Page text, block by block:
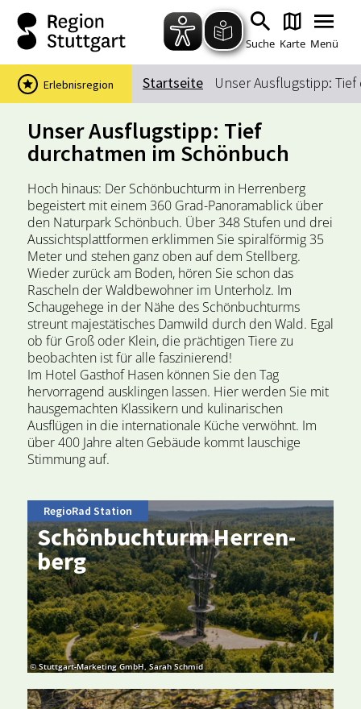
Zum Hauptinhalt springen
Zur Suche springen
Zur Hauptnavigation
Zum Footer springen
Suche Karte Menü
Suchbegriff
Stadtführungen
Events & Tickets
Ausflugsziele
Erlebnisse
Wein
Radfahren
Wandern
Startseite Unser Ausflugstipp:
Erlebnisregion
Unser Ausflugstipp: Tief
durchatmen im Schönbuch
Hoch hinaus: Der Schönbuchturm in Herrenberg
begeistert mit einem 360 Grad-Panoramablick über
den Naturpark Schönbuch. Über 348 Stufen und drei
Aussichtsplattformen erklimmen Sie spiralförmig 35
Meter und stehen ganz oben auf dem Stellberg.
Wieder zurück am Boden, hören Sie schon das
Rascheln der Waldbewohner im Unterholz. Im
Schaugehege in der Nähe des Schönbuchturms
streunt majestätisches Damwild durch den Wald. Egal
ob für Groß oder Klein, die prächtigen Tiere zu
beobachten ist für alle faszinierend!
Im Hotel Gasthof Hasen können Sie den Tag
hervorragend ausklingen lassen. Hier werden Sie mit
hausgemachten Klassikern und kulinarischen
Ausflügen in die internationale Küche verwöhnt. Im
über 400 Jahre alten Gebäude kommt lauschige
Stimmung auf.
© Stuttgart-Marketing GmbH, Sarah Schmid
Schön­buch­turm Her­ren­
berg
RegioRad Station